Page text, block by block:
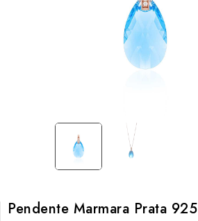
Pendente Marmara Prata 925